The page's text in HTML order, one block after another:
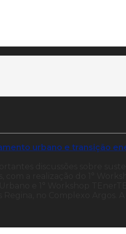
urbano e transição